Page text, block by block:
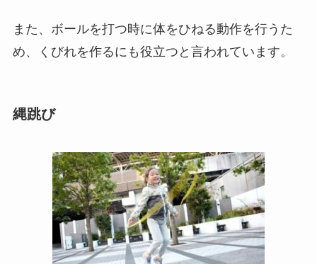
また、ボールを打つ時に体をひねる動作を行うた
め、くびれを作るにも役立つと言われています。
縄跳び